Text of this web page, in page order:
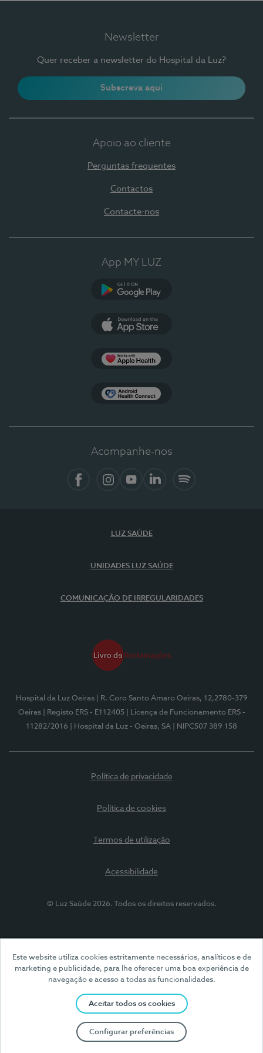
Este website utiliza cookies estritamente necessários, analíticos e de
marketing e publicidade, para lhe oferecer uma boa experiência de
navegação e acesso a todas as funcionalidades.
Aceitar todos os cookies
Configurar preferências
Newsletter
Quer receber a newsletter do Hospital da Luz?
Subscreva aqui
Apoio ao cliente
Perguntas frequentes
Contactos
Contacte-nos
App MY LUZ
Acompanhe-nos
LUZ SAÚDE
UNIDADES LUZ SAÚDE
COMUNICAÇÃO DE IRREGULARIDADES
Hospital da Luz Oeiras
| R. Coro Santo Amaro Oeiras, 12,2780-379
Oeiras
| Registo ERS - E112405
| Licença de Funcionamento ERS -
11282/2016
| Hospital da Luz - Oeiras, SA | NIPC507 389 158
Política de privacidade
Política de cookies
Termos de utilização
Acessibilidade
© Luz Saúde 2026. Todos os direitos reservados.